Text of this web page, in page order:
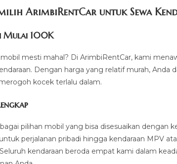
ArimbiRentCar untuk Sewa
Mulai 100K
mesti mahal? Di ArimbiRentCar, kami
Dengan harga yang relatif murah, Anda
kocek terlalu dalam.
pilihan mobil yang bisa disesuaikan dengan
perjalanan pribadi hingga kendaraan MPV
kendaraan beroda empat kami dalam